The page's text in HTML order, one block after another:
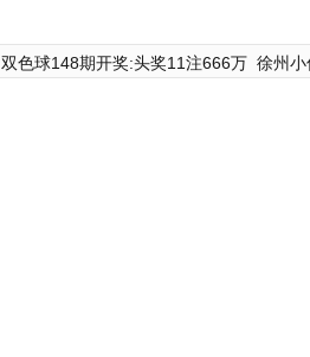
双色球148期开奖:头奖11注666万 徐州